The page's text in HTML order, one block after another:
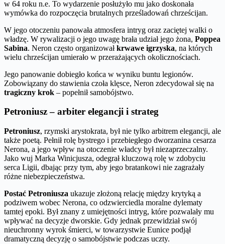
w 64 roku n.e. To wydarzenie posłużyło mu jako doskonała
wymówka do rozpoczęcia brutalnych prześladowań chrześcijan.
W jego otoczeniu panowała atmosfera intryg oraz zaciętej walki o
władzę. W rywalizacji o jego uwagę brała udział jego żona, Poppea
Sabina. Neron często organizowałkrwawe igrzyska, na których
wielu chrześcijan umierało w przerażających okolicznościach.
Jego panowanie dobiegło końca w wyniku buntu legionów.
Zobowiązany do stawienia czoła klęsce, Neron zdecydował się na
tragiczny krok – popełnił samobójstwo.
Petroniusz – arbiter elegancji i strateg
Petroniusz, rzymski arystokrata, był nie tylko arbitrem elegancji, ale
także poetą. Pełnił rolę bystrego i przebiegłego dworzanina cesarza
Nerona, a jego wpływ na otoczenie władcy był niezaprzeczalny.
Jako wuj Marka Winicjusza, odegrał kluczową rolę w zdobyciu
serca Ligii, dbając przy tym, aby jego bratankowi nie zagrażały
różne niebezpieczeństwa.
Postać Petroniusza ukazuje złożoną relację między krytyką a
podziwem wobec Nerona, co odzwierciedla moralne dylematy
tamtej epoki. Był znany z umiejętności intryg, które pozwalały mu
wpływać na decyzje dworskie. Gdy jednak przewidział swój
nieuchronny wyrok śmierci, w towarzystwie Eunice podjął
dramatyczną decyzję o samobójstwie podczas uczty.